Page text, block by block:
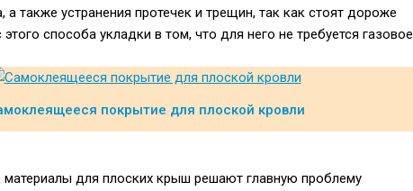
а также устранения протечек и трещин, так как стоят дороже
способа укладки в том, что для него не требуется газовое
покрытие для плоской кровли
для плоских крыш решают главную проблему